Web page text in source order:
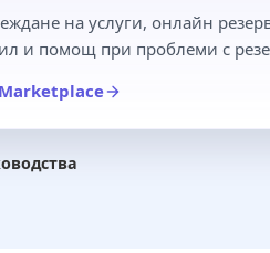
на услуги, онлайн
и помощ при проблеми с